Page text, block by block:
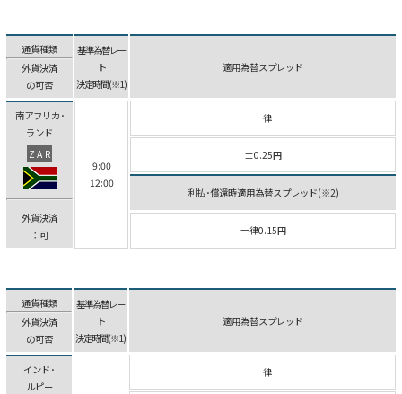
通貨種類
外貨決済
の可否
基準為替レー
ト
決定時間(※1)
適用為替スプレッド
南アフリカ･
ランド
ZAR
外貨決済
：可
9:00
12:00
一律
±0.25円
利払･償還時適用為替スプレッド(※2)
一律0.15円
通貨種類
外貨決済
の可否
基準為替レー
ト
決定時間(※1)
適用為替スプレッド
インド･
ルピー
一律